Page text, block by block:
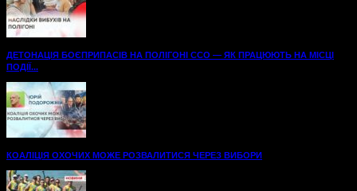
ДЕТОНАЦІЯ БОЄПРИПАСІВ НА ПОЛІГОНІ ССО — ЯК ПРАЦЮЮТЬ НА МІСЦІ
ПОДІЇ...
КОАЛІЦІЯ ОХОЧИХ МОЖЕ РОЗВАЛИТИСЯ ЧЕРЕЗ ВИБОРИ